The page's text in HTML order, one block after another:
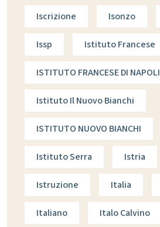
Iscrizione Isonzo
Issp Istituto Francese
ISTITUTO FRANCESE DI NAPOLI
Istituto Il Nuovo Bianchi
ISTITUTO NUOVO BIANCHI
Istituto Serra Istria
Istruzione Italia
Italiano Italo Calvino